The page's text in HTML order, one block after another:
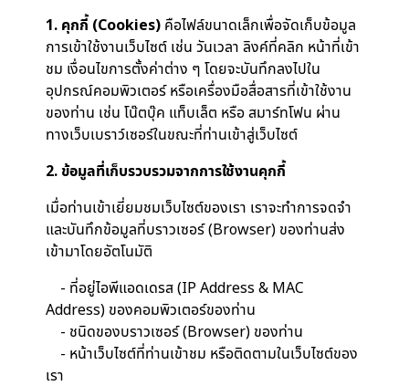
1. คุกกี้ (Cookies) คือไฟล์ขนาดเล็กเพื่อจัดเก็บข้อมูล
การเข้าใช้งานเว็บไซต์ เช่น วันเวลา ลิงค์ที่คลิก หน้าที่เข้า
ชม เงื่อนไขการตั้งค่าต่าง ๆ โดยจะบันทึกลงไปใน
อุปกรณ์คอมพิวเตอร์ หรือเครื่องมือสื่อสารที่เข้าใช้งาน
ของท่าน เช่น โน๊ตบุ๊ค แท็บเล็ต หรือ สมาร์ทโฟน ผ่าน
ทางเว็บเบราว์เซอร์ในขณะที่ท่านเข้าสู่เว็บไซต์
2. ข้อมูลที่เก็บรวบรวมจากการใช้งานคุกกี้
เมื่อท่านเข้าเยี่ยมชมเว็บไซต์ของเรา เราจะทำการจดจำ
และบันทึกข้อมูลที่บราวเซอร์ (Browser) ของท่านส่ง
เข้ามาโดยอัตโนมัติ
- ที่อยู่ไอพีแอดเดรส (IP Address & MAC
Address) ของคอมพิวเตอร์ของท่าน
- ชนิดของบราวเซอร์ (Browser) ของท่าน
- หน้าเว็บไซต์ที่ท่านเข้าชม หรือติดตามในเว็บไซต์ของ
เรา